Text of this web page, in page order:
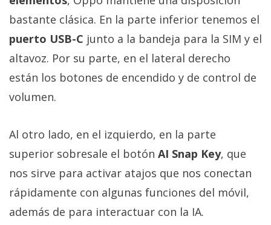
bastante clásica. En la parte inferior tenemos el
puerto USB-C junto a la bandeja para la SIM y el
altavoz. Por su parte, en el lateral derecho
están los botones de encendido y de control de
volumen.
Al otro lado, en el izquierdo, en la parte
superior sobresale el botón AI Snap Key, que
nos sirve para activar atajos que nos conectan
rápidamente con algunas funciones del móvil,
además de para interactuar con la IA.